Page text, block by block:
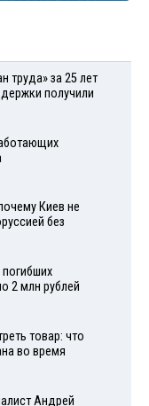
труда» за 25 лет
получили
Киев не
без
2 млн рублей
товар: что
во время
Андрей